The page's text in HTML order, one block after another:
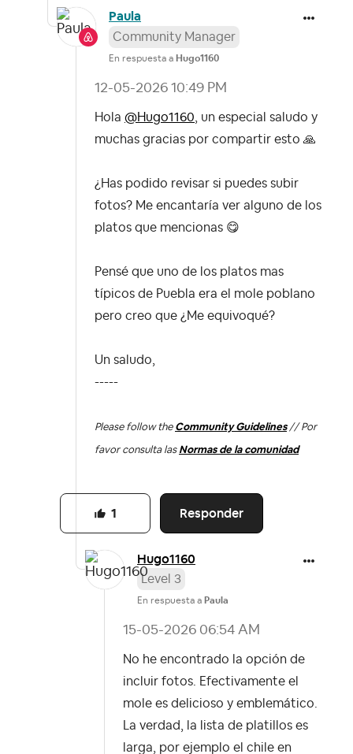
Paula
Community Manager
En respuesta a Hugo1160
‎12-05-2026 10:49 PM
Hola @Hugo1160 , un especial saludo y
muchas gracias por compartir esto 🙏
¿Has podido revisar si puedes subir
fotos? Me encantaría ver alguno de los
platos que mencionas 😋
Pensé que uno de los platos mas
típicos de Puebla era el mole poblano
pero creo que ¿Me equivoqué?
Un saludo,
-----
Please follow the Community Guidelines// Por
favor consulta las Normas de la comunidad
Responder
1
Hugo1160
Level 3
En respuesta a Paula
‎15-05-2026 06:54 AM
No he encontrado la opción de
incluir fotos. Efectivamente el
mole es delicioso y emblemático.
La verdad, la lista de platillos es
larga, por ejemplo el chile en